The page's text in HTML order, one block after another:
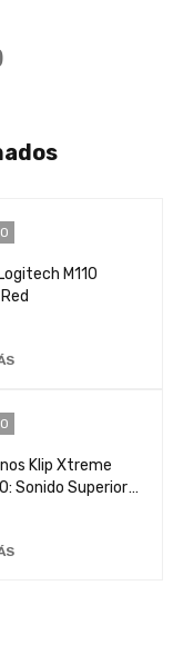
M110
Klip Xtreme
Sonido Superior
Inigualable"